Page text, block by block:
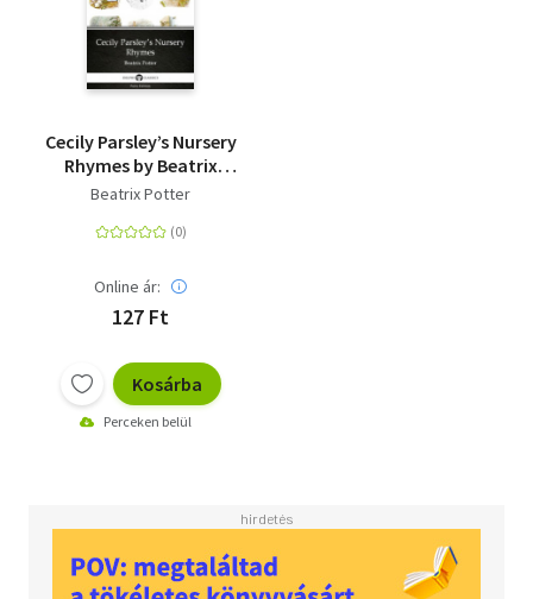
Cecily Parsley’s Nursery
Rhymes by Beatrix
Potter - Delphi Classics
Beatrix Potter
Online ár:
127 Ft
Kosárba
Perceken belül